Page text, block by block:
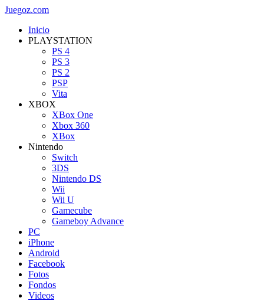
Juegoz.com
Inicio
PLAYSTATION
PS 4
PS 3
PS 2
PSP
Vita
XBOX
XBox One
Xbox 360
XBox
Nintendo
Switch
3DS
Nintendo DS
Wii
Wii U
Gamecube
Gameboy Advance
PC
iPhone
Android
Facebook
Fotos
Fondos
Videos